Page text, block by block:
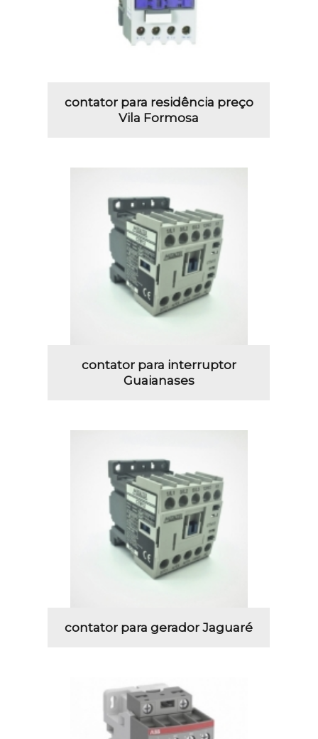
contator para residência preço
Vila Formosa
contator para interruptor
Guaianases
contator para gerador Jaguaré